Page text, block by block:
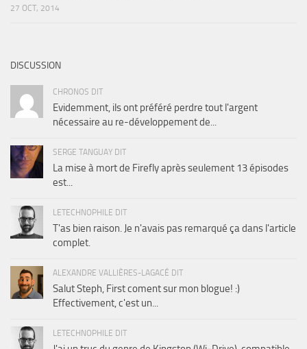
27 OCT, 2014
DISCUSSION
CHRONOS DIT
Evidemment, ils ont préféré perdre tout l'argent
nécessaire au re-développement de...
SERGE TANGUAY DIT
La mise à mort de Firefly après seulement 13 épisodes
est...
LETECHNOPHILE DIT
T'as bien raison. Je n'avais pas remarqué ça dans l'article
complet.
ALEXANDRE VALLIÈRES-LAGACÉ DIT
Salut Steph, First coment sur mon blogue! :)
Effectivement, c'est un...
LETECHNOPHILE DIT